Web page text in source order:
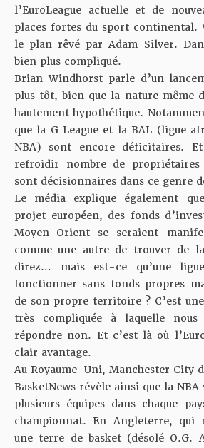
l’EuroLeague actuelle et de
places fortes du sport continental.
le plan rêvé par Adam Silver.
bien plus compliqué.
Brian Windhorst parle d’un
plus tôt, bien que la nature même
hautement hypothétique.
que la G League et la BAL (ligue
NBA) sont encore déficitaires.
refroidir nombre de
sont décisionnaires dans ce genre
Le média explique également
projet européen, des fonds
Moyen-Orient se seraient
comme une autre de trouver de
direz… mais est-ce qu’une
fonctionner sans fonds propres
de son propre territoire ? C’est
très compliquée à laquelle
répondre non. Et c’est là où
clair avantage.
Au Royaume-Uni, Manchester City
BasketNews révèle ainsi que la
plusieurs équipes dans chaque
championnat. En Angleterre, qui
une terre de basket (désolé O.G.